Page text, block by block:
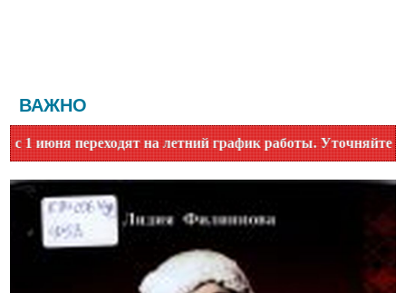
ВАЖНО
на летний график работы. Уточняйте время